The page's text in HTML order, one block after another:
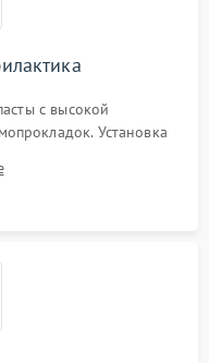
с высокой
Установка
Предварительная